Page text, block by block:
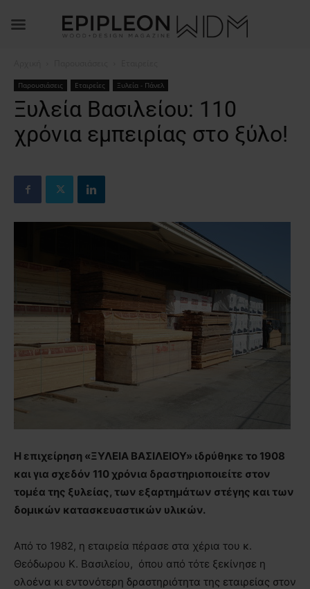
Παρουσιάσεις Εταιρείες Ξυλεία - Πάνελ
Ξυλεία Βασιλείου: 110
χρόνια εμπειρίας στο ξύλο!
Η επιχείρηση «ΞΥΛΕΙΑ ΒΑΣΙΛΕΙΟΥ» ιδρύθηκε το 1908
και για σχεδόν 110 χρόνια δραστηριοποιείτε στον
τομέα της ξυλείας, των εξαρτημάτων στέγης και των
δομικών κατασκευαστικών υλικών.
Από το 1982, η εταιρεία πέρασε στα χέρια του κ.
Θεόδωρου Κ. Βασιλείου, όπου από τότε ξεκίνησε η
ολοένα κι εντονότερη δραστηριότητα της εταιρείας στον